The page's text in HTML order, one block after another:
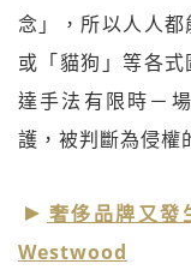
念」，所以人人都
或「貓狗」等各
達手法有限時－
護，被判斷為侵權
奢侈品牌又
Westwood